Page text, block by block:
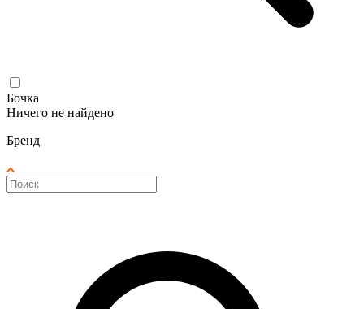
Бочка
Ничего не найдено
Бренд